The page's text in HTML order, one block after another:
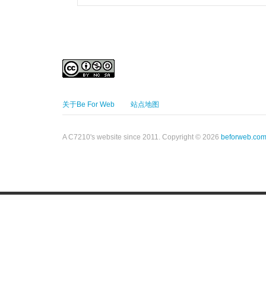
关于Be For Web 站点地图
A C7210's website since 2011. Copyright © 2026 beforweb.com